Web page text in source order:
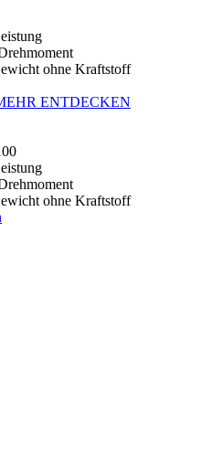
ohne Kraftstoff
ENTDECKEN
ohne Kraftstoff